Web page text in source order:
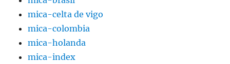
mica-celta de vigo
mica-colombia
mica-holanda
mica-index